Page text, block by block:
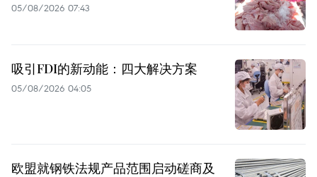
05/08/2026 07:43
吸引FDI的新动能：四大解决方案
05/08/2026 04:05
欧盟就钢铁法规产品范围启动磋商及